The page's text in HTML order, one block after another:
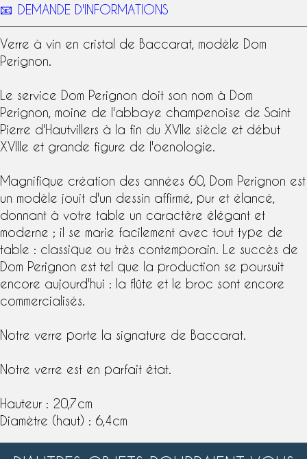
📧 DEMANDE D'INFORMATIONS
Verre à vin en cristal de Baccarat modèle Dom
Perignon
Le service Dom Perignon doit son nom à Dom
Perignon, moine de l'abbaye champenoise de Saint
Pierre d'Hautvillers à la fin du XVIIe siècle et début
XVIIIe et grande figure de l'oenologie.
Magnifique création des années 60, Dom Perignon est
un modèle jouit d'un dessin affirmé, pur et élancé,
donnant à votre table un caractère élégant et
moderne ; il se marie facilement avec tout type de
table : classique ou très contemporain. Le succès de
Dom Perignon est tel que la production se poursuit
encore aujourd'hui : la flûte et le broc sont encore
commercialisés.
Notre verre porte la signature de Baccarat
Notre verre est en parfait état.
Hauteur : 20,7cm
Diamètre (haut) : 6,4cm